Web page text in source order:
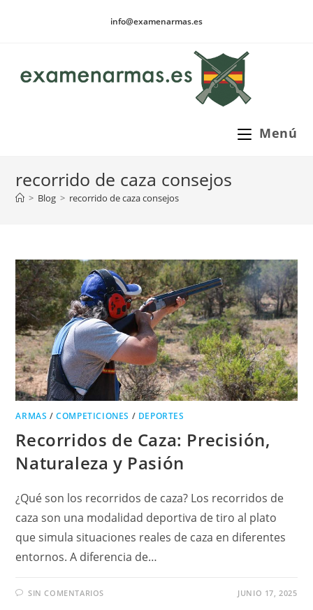
info@examenarmas.es
Menú
recorrido de caza consejos
> Blog > recorrido de caza consejos
ARMAS /COMPETICIONES / DEPORTES
Recorridos de Caza: Precisión,
Naturaleza y Pasión
¿Qué son los recorridos de caza? Los recorridos de
caza son una modalidad deportiva de tiro al plato
que simula situaciones reales de caza en diferentes
entornos. A diferencia de…
SIN COMENTARIOS JUNIO 17, 2025